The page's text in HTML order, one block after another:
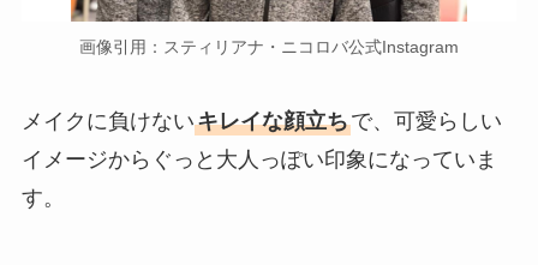
画像引用：スティリアナ・ニコロバ公式Instagram
メイクに負けないキレイな顔立ちで、可愛らしい
イメージからぐっと大人っぽい印象になっていま
す。